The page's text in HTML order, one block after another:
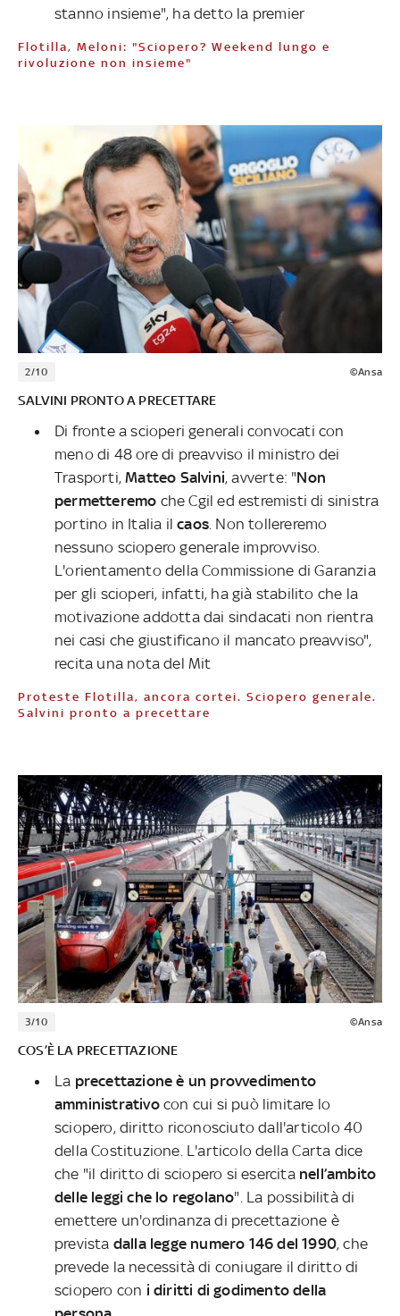
stanno insieme", ha detto la premier
Flotilla, Meloni: "Sciopero? Weekend lungo e
rivoluzione non insieme"
2/10 ©Ansa
SALVINI PRONTO A PRECETTARE
Di fronte a scioperi generali convocati con
meno di 48 ore di preavviso il ministro dei
Trasporti,Matteo Salvini, avverte: "Non
permetteremo che Cgil ed estremisti di sinistra
portino in Italia ilcaos . Non tollereremo
nessuno sciopero generale improvviso.
L'orientamento della Commissione di Garanzia
per gli scioperi, infatti, ha già stabilito che la
motivazione addotta dai sindacati non rientra
nei casi che giustificano il mancato preavviso",
recita una nota del Mit
Proteste Flotilla, ancora cortei. Sciopero generale.
Salvini pronto a precettare
3/10 ©Ansa
COS’È LA PRECETTAZIONE
La precettazione è un provvedimento
amministrativocon cui si può limitare lo
sciopero, diritto riconosciuto dall'articolo 40
della Costituzione. L'articolo della Carta dice
che "il diritto di sciopero si esercita nell’ambito
delle leggi che lo regolano". La possibilità di
emettere un'ordinanza di precettazione è
prevista dalla legge numero 146 del 1990, che
prevede la necessità di coniugare il diritto di
sciopero con i diritti di godimento della